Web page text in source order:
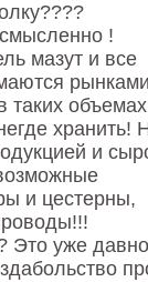
!
мазут и все
таких
хранить!
и
и цестерны,
Это уже давно